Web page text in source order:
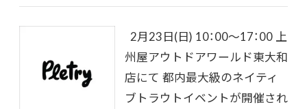
2月23日(日) 10：00～17：00 上
州屋アウトドアワールド東大和
店にて 都内最大級のネイティ
ブトラウトイベントが開催され